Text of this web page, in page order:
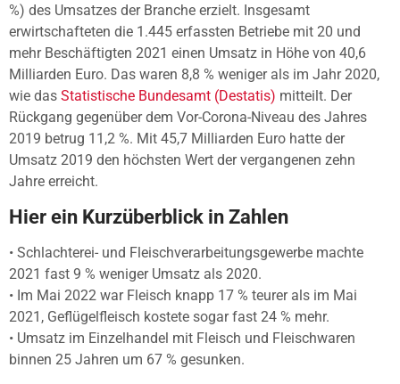
%) des Umsatzes der Branche erzielt. Insgesamt
erwirtschafteten die 1.445 erfassten Betriebe mit 20 und
mehr Beschäftigten 2021 einen Umsatz in Höhe von 40,6
Milliarden Euro. Das waren 8,8 % weniger als im Jahr 2020,
wie das Statistische Bundesamt (Destatis) mitteilt. Der
Rückgang gegenüber dem Vor-Corona-Niveau des Jahres
2019 betrug 11,2 %. Mit 45,7 Milliarden Euro hatte der
Umsatz 2019 den höchsten Wert der vergangenen zehn
Jahre erreicht.
Hier ein Kurzüberblick in Zahlen
• Schlachterei- und Fleischverarbeitungsgewerbe machte
2021 fast 9 % weniger Umsatz als 2020.
• Im Mai 2022 war Fleisch knapp 17 % teurer als im Mai
2021, Geflügelfleisch kostete sogar fast 24 % mehr.
• Umsatz im Einzelhandel mit Fleisch und Fleischwaren
binnen 25 Jahren um 67 % gesunken.